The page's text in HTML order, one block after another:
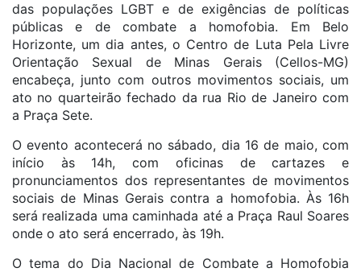
das populações LGBT e de exigências de políticas
públicas e de combate a homofobia. Em Belo
Horizonte, um dia antes, o Centro de Luta Pela Livre
Orientação Sexual de Minas Gerais (Cellos-MG)
encabeça, junto com outros movimentos sociais, um
ato no quarteirão fechado da rua Rio de Janeiro com
a Praça Sete.
O evento acontecerá no sábado, dia 16 de maio, com
início às 14h, com oficinas de cartazes e
pronunciamentos dos representantes de movimentos
sociais de Minas Gerais contra a homofobia. Às 16h
será realizada uma caminhada até a Praça Raul Soares
onde o ato será encerrado, às 19h.
O tema do Dia Nacional de Combate a Homofobia